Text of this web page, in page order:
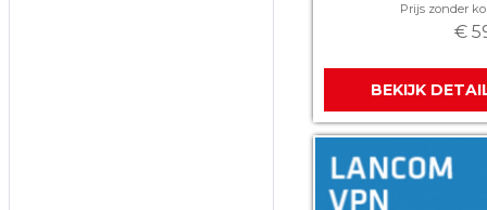
Prijs zonder
€
BEKIJK